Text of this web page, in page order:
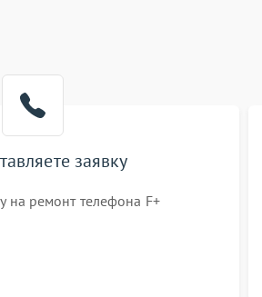
заявку
на ремонт телефона F+